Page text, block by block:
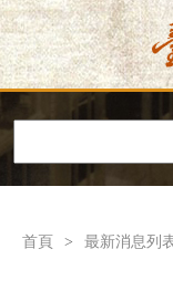
首頁 > 最新消息列